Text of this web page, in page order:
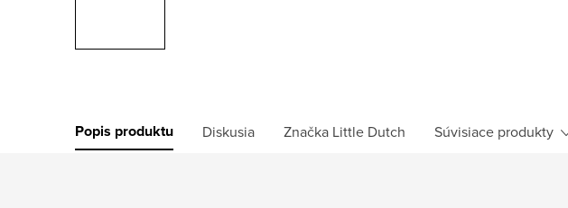
Popis produktu Diskusia Značka Little Dutch Súvisiace produkty